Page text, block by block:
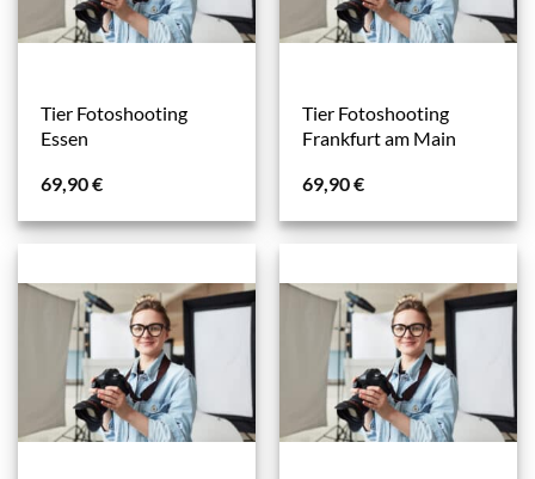
Tier Fotoshooting
Essen
69,90€
Tier Fotoshooting
Frankfurt am Main
69,90€